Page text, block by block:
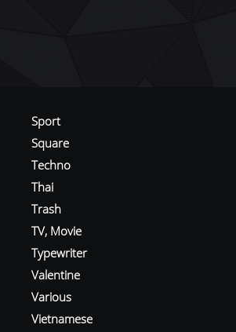
Sport
Square
Techno
Thai
Trash
TV, Movie
Typewriter
Valentine
Various
Vietnamese